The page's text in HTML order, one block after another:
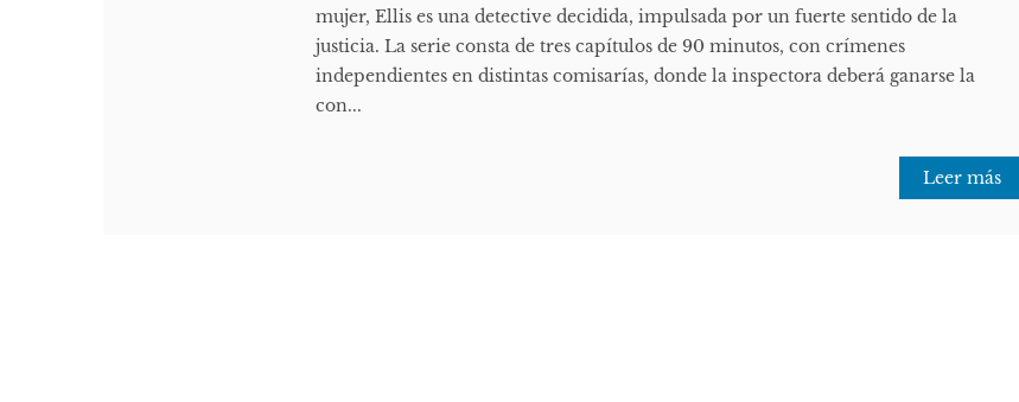
mujer, Ellis es una detective decidida, impulsada por un fuerte sentido de la
justicia. La serie consta de tres capítulos de 90 minutos, con crímenes
independientes en distintas comisarías, donde la inspectora deberá ganarse la
con...
Leer más